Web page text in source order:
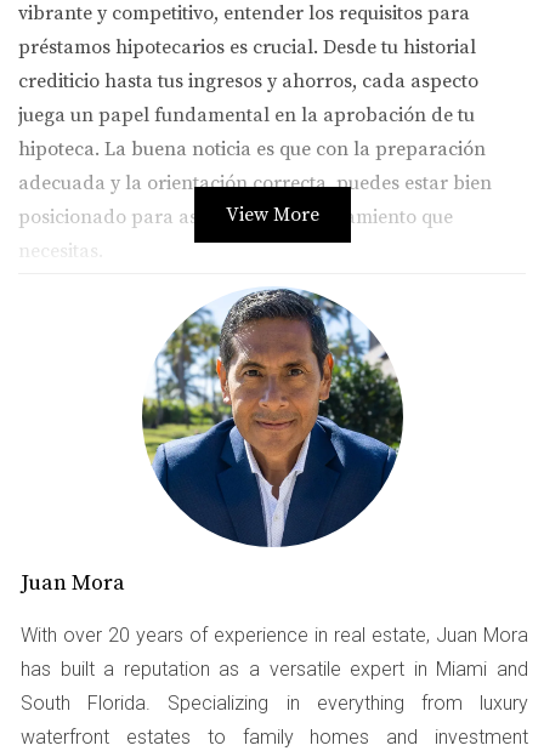
vibrante y competitivo, entender los requisitos para
préstamos hipotecarios es crucial. Desde tu historial
crediticio hasta tus ingresos y ahorros, cada aspecto
juega un papel fundamental en la aprobación de tu
hipoteca. La buena noticia es que con la preparación
adecuada y la orientación correcta, puedes estar bien
posicionado para asegurar el financiamiento que
necesitas.
Requisitos para préstamos
hipotecarios
Los requisitos para obtener un préstamo hipotecario en
Miami pueden variar según el prestamista y el tipo de
préstamo que estés solicitando. Sin embargo, hay
algunos elementos clave que son comúnmente
Historial crediticio:
puntaje de al menos 620 para calificar para la
mayoría de los préstamos convencionales.
Ingresos estables:
Los prestamistas querrán ver que
tienes un ingreso estable y suficiente para cubrir tus
pagos mensuales. Esto incluye tu salario y cualquier
View More
Juan Mora
With over 20 years of experience in real estate, Juan Mora
has built a reputation as a versatile expert in Miami and
South Florida. Specializing in everything from luxury
waterfront estates to family homes and investment